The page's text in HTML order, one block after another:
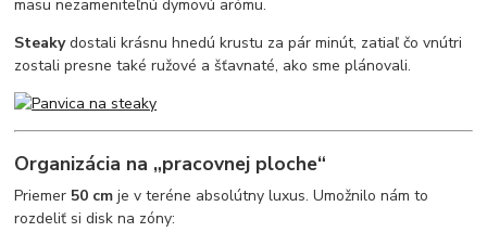
mäsu nezameniteľnú dymovú arómu.
Steakydostali krásnu hnedú krustu za pár minút, zatiaľ čo vnútri
zostali presne také ružové a šťavnaté, ako sme plánovali.
Organizácia na „pracovnej ploche“
Priemer 50 cm je v teréne absolútny luxus. Umožnilo nám to
rozdeliť si disk na zóny: